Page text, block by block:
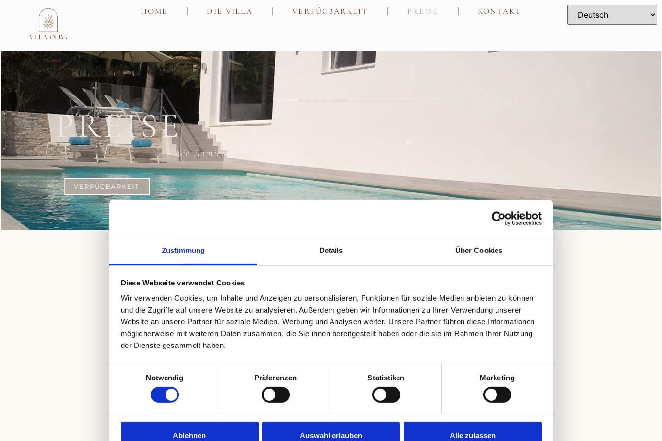
Zustimmung Details Über Cookies
Diese Webseite verwendet Cookies
Wir verwenden Cookies, um Inhalte und Anzeigen zu personalisieren, Funktionen für soziale Medien anbieten zu können
und die Zugriffe auf unsere Website zu analysieren. Außerdem geben wir Informationen zu Ihrer Verwendung unserer
Website an unsere Partner für soziale Medien, Werbung und Analysen weiter. Unsere Partner führen diese Informationen
möglicherweise mit weiteren Daten zusammen, die Sie ihnen bereitgestellt haben oder die sie im Rahmen Ihrer Nutzung
der Dienste gesammelt haben.
Notwendig
Präferenzen Statistiken Marketing
Ablehnen Auswahl erlauben Alle zulassen
HOME DIE VILLA VERFÜGBARKEIT PREISE KONTAKT
PREISE
Die Anmietungsdauer in der Hauptsaison beträgt mindestens 2 Wochen
VERFÜGBARKEIT
Zeitraum Anz. Pers.
Folgetag
04.10.2026 – 06.11.2026
1–6 Personen 3.465,00 €
445,00 €
07.11.2026 – 31.12.2026
1–6 Personen 3.115,00 €
395,00 €
01.01.2027 – 27.02.2027
1–6 Personen 3.115,00 €
395,00 €
Die Endreinigung in Höhe von 350,00 €ist im Preis der ersten Woche enthalten.
Die Kaution beträgt und wird nach ordnungsgemäßer Übergabe vollständig zurückerstattet.
Rauchen ist in der Villa nicht gestattet.